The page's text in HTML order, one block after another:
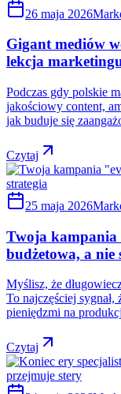
26 maja 2026
Gigant mediów
lekcja
Podczas gdy polskie
jakościowy content,
jak buduje się
Czytaj
25 maja 2026
Twoja
budżetowa, a nie
Myślisz, że
To najczęściej
pieniędzmi na
Czytaj